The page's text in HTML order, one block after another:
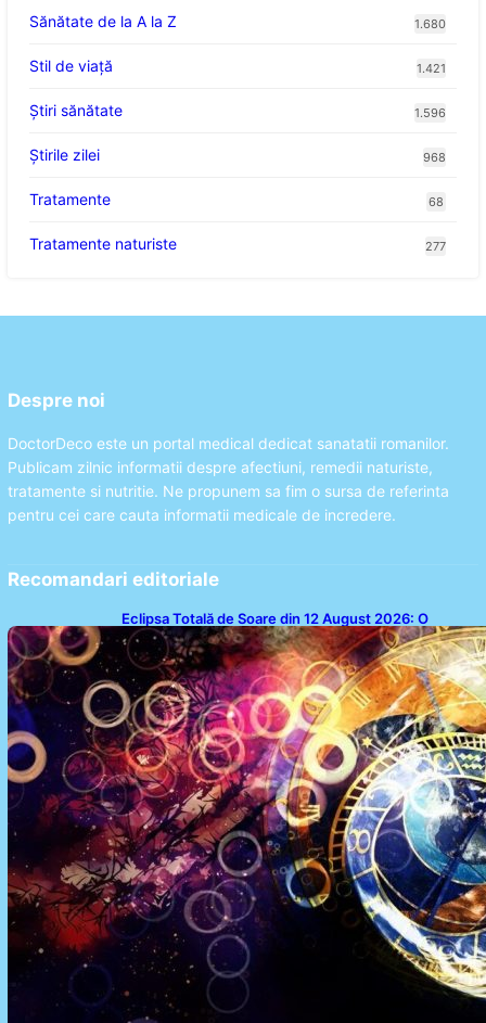
Sănătate de la A la Z 1.680
Stil de viaţă 1.421
Ştiri sănătate 1.596
Știrile zilei 968
Tratamente 68
Tratamente naturiste 277
Despre noi
DoctorDeco este un portal medical dedicat sanatatii romanilor.
Publicam zilnic informatii despre afectiuni, remedii naturiste,
tratamente si nutritie. Ne propunem sa fim o sursa de referinta
pentru cei care cauta informatii medicale de incredere.
Recomandari editoriale
Eclipsa Totală de Soare din 12 August 2026: O
Analiză a Impactului asupra Trei Zodii și a Ciclului de
18 Ani